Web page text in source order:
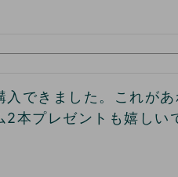
できました。これが
本プレゼントも嬉しい